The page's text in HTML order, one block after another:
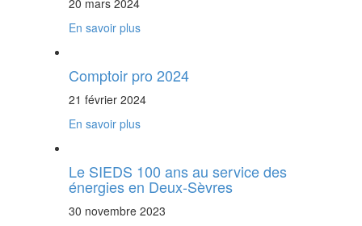
20 mars 2024
En savoir plus
Comptoir pro 2024
21 février 2024
En savoir plus
Le SIEDS 100 ans au service des
énergies en Deux-Sèvres
30 novembre 2023